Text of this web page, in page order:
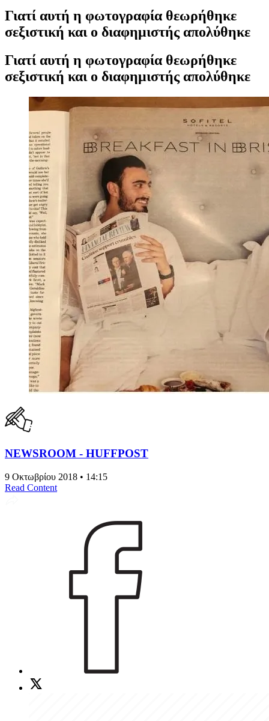
Γιατί αυτή η φωτογραφία θεωρήθηκε
σεξιστική και ο διαφημιστής απολύθηκε
Γιατί αυτή η φωτογραφία θεωρήθηκε
σεξιστική και ο διαφημιστής απολύθηκε
NEWSROOM - HUFFPOST
9 Οκτωβρίου 2018 • 14:15
Read Content